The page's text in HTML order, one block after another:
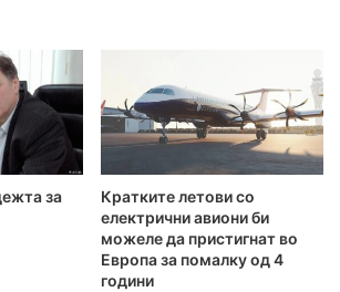
за
Кратките летови со
електрични авиони би
можеле да пристигнат во
Европа за помалку од 4
години